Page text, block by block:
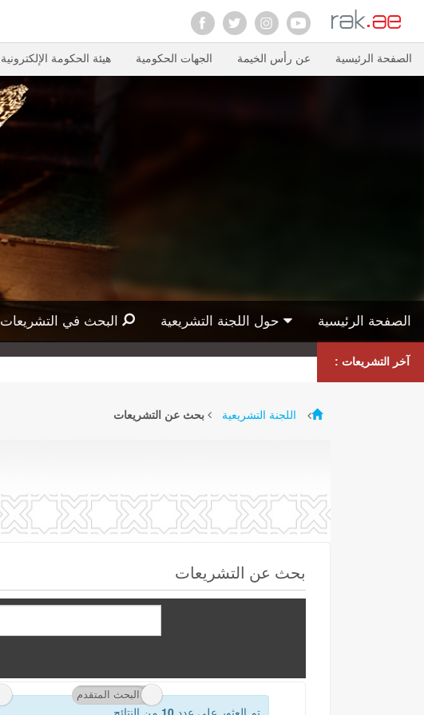
الصفحة الرئيسية عن رأس الخيمة الجهات الحكومية هيئة الحكومة الإلكترونية
الصفحة الرئيسية البحث في التشريعات
آخر التشريعات :
اللجنة التشريعية بحث عن التشريعات
بحث عن التشريعات
البحث المتقدم البحث المتقدم